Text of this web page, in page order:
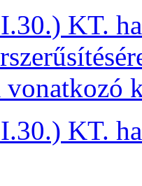
KT.
vonatkozó
KT.